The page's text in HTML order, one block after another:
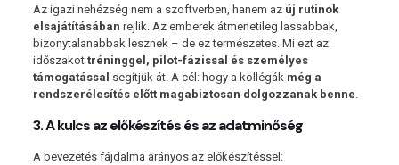
Az igazi nehézség nem a szoftverben, hanem az új rutinok
elsajátításában rejlik. Az emberek átmenetileg lassabbak,
bizonytalanabbak lesznek – de ez természetes. Mi ezt az
időszakot tréninggel, pilot-fázissal és személyes
támogatással segítjük át. A cél: hogy a kollégák még a
rendszerélesítés előtt magabiztosan dolgozzanak benne.
3. A kulcs az előkészítés és az adatminőség
A bevezetés fájdalma arányos az előkészítéssel: